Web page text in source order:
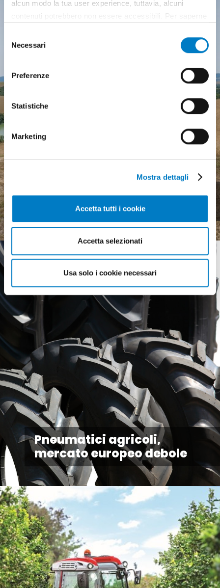
alcun modo la tua user experience, tuttavia, alcuni
all’utilizzo di tutti, o solamente di alcuni di essi, ti
delNecessari
Preferenze
Statistiche
Marketing
Mostra dettagli
Accetta tutti i cookie
Accetta selezionati
Usa solo i cookie necessari
Meccanica agricola, uno
scenario complesso
Pneumatici agricoli,
mercato europeo debole